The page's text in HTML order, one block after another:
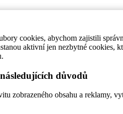
cookies, abychom zajistili
aktivní jen nezbytné
důvodů
zobrazeného obsahu a reklamy,